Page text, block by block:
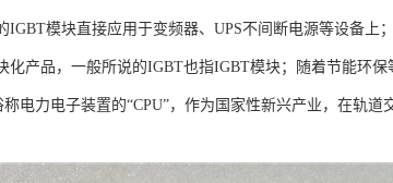
模块直接应用于变频器、UPS不间断电源等设备上
产品，一般所说的IGBT也指IGBT模块；随着节能环保
电力电子装置的“CPU”，作为国家性新兴产业，在轨道